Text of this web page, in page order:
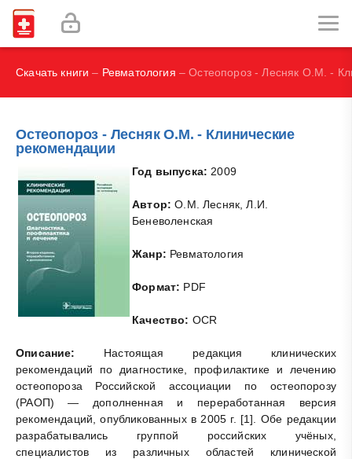
С., Дж. М. Риппе, А. Лисбон, С. О. Херд
И.В., Брегель Л.В., Субботин В.М.
Скачать книги – Ревматология – Остеопороз - Лесняк О.М. -
Остеопороз - Лесняк О.М. - Клинические
рекомендации
Год выпуска: 2009
Автор: О.М. Лесняк, Л.И.
Беневоленская
Жанр: Ревматология
Формат: PDF
Качество: OCR
Описание: Настоящая редакция клинических
рекомендаций по диагностике, профилактике и лечению
остеопороза Российской ассоциации по остеопорозу
(РАОП) — дополненная и переработанная версия
рекомендаций, опубликованных в 2005 г. [1]. Обе редакции
разрабатывались группой российских учёных,
специалистов из различных областей клинической